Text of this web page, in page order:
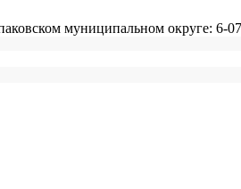
муниципальном округе: 6-